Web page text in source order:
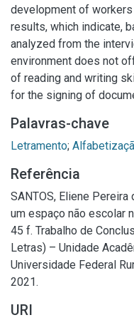
development of
results, which indicate,
analyzed from the
environment does not
of reading and writing
for the signing of
Palavras-chave
Letramento;
Referência
SANTOS, Eliene
um espaço não escolar
45 f. Trabalho de
Letras) – Unidade
Universidade Federal
2021.
URI